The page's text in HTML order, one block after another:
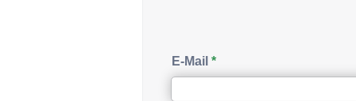
E-Mail